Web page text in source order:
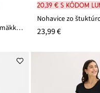
Jemne pletený pulóver z mäkkého vlneného mixu
20,39 € s kódom
23,99 €